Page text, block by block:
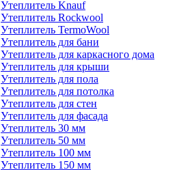
Утеплитель Knauf
Утеплитель Rockwool
Утеплитель TermoWool
Утеплитель для бани
Утеплитель для каркасного дома
Утеплитель для крыши
Утеплитель для пола
Утеплитель для потолка
Утеплитель для стен
Утеплитель для фасада
Утеплитель 30 мм
Утеплитель 50 мм
Утеплитель 100 мм
Утеплитель 150 мм